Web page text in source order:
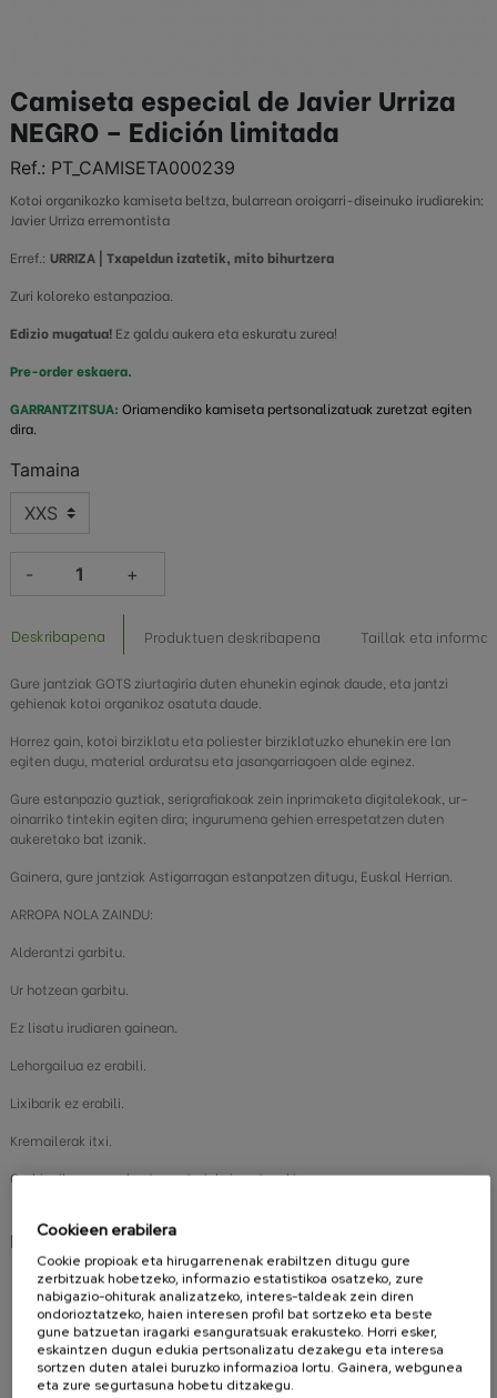
Camiseta especial de Javier Urriza
NEGRO – Edición limitada
Ref.: PT_CAMISETA000239
Kotoi organikozko kamiseta beltza, bularrean oroigarri-diseinuko irudiarekin:
Javier Urriza erremontista
Erref.:URRIZA | Txapeldun izatetik, mito bihurtzera
Zuri koloreko estanpazioa.
Edizio mugatua! Ez galdu aukera eta eskuratu zurea!
Pre-order eskaera.
GARRANTZITSUA:Oriamendiko kamiseta pertsonalizatuak zuretzat egiten
dira.
Tamaina
- +
Deskribapena Produktuen deskribapena Taillak eta
Gure jantziak GOTS ziurtagiria duten ehunekin eginak daude, eta jantzi
gehienak kotoi organikoz osatuta daude.
Horrez gain, kotoi birziklatu eta poliester birziklatuzko ehunekin ere lan
egiten dugu, material arduratsu eta jasangarriagoen alde eginez.
Gure estanpazio guztiak, serigrafiakoak zein inprimaketa digitalekoak, ur-
oinarriko tintekin egiten dira; ingurumena gehien errespetatzen duten
aukeretako bat izanik.
Gainera, gure jantziak Astigarragan estanpatzen ditugu, Euskal Herrian.
ARROPA NOLA ZAINDU:
Alderantzi garbitu.
Ur hotzean garbitu.
Ez lisatu irudiaren gainean.
Lehorgailua ez erabili.
Lixibarik ez erabili.
Kremailerak itxi.
Garbigailuan ez nahastu material zimurtsuekin.
Partekatu
BALITEKE ERE GUSTATZEA
Cookieen erabilera
Cookie propioak eta hirugarrenenak erabiltzen ditugu gure
zerbitzuak hobetzeko, informazio estatistikoa osatzeko, zure
nabigazio-ohiturak analizatzeko, interes-taldeak zein diren
ondorioztatzeko, haien interesen profil bat sortzeko eta beste
gune batzuetan iragarki esanguratsuak erakusteko. Horri esker,
eskaintzen dugun edukia pertsonalizatu dezakegu eta interesa
sortzen duten atalei buruzko informazioa lortu. Gainera, webgunea
eta zure segurtasuna hobetu ditzakegu.